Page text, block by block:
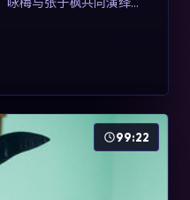
喜剧外壳包裹对现实规则
畅、人物关系与情节反
国电影」的用户。
99:22